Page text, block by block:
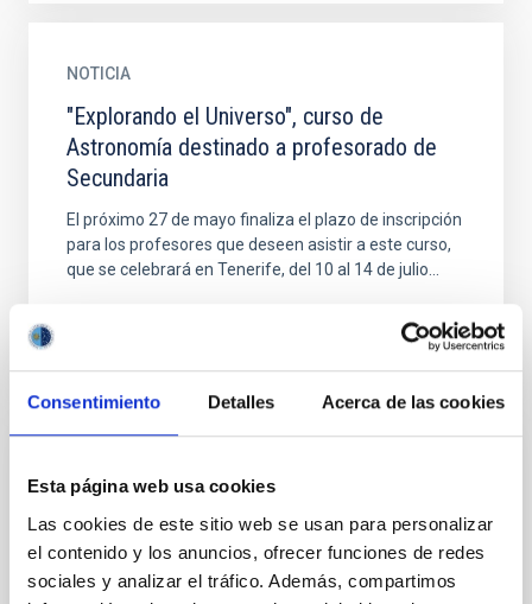
Consentimiento Detalles Acerca de las cookies
Esta página web usa cookies
Las cookies de este sitio web se usan para personalizar
el contenido y los anuncios, ofrecer funciones de redes
sociales y analizar el tráfico. Además, compartimos
NOTICIA
"Explorando el Universo", curso de
Astronomía destinado a profesorado de
Secundaria
El próximo 27 de mayo finaliza el plazo de inscripción
para los profesores que deseen asistir a este curso,
que se celebrará en Tenerife, del 10 al 14 de julio...
NOTICIA
"GALÁCTICA": Una visión profunda de la
Vía Láctea
Este proyecto del IAC, financiado por la FECYT,